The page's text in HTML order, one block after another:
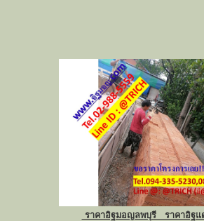
ราคาอิฐมอญลพบุรี ราคาอิฐแ